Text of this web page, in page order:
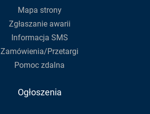
Mapa strony
Zgłaszanie awarii
Informacja SMS
Zamówienia/Przetargi
Pomoc zdalna
Ogłoszenia